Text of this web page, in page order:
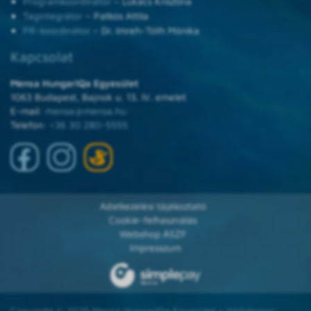
Tagintegrátor
– Patkós Attila
PR-koordinátor – Dr. Imreh-Tóth Mónika
Kapcsolat
Mensa HungarIQa Egyesület
1063 Budapest, Bajnok u. 13. IV. emelet
E-mail: mensa@mensa.hu
Telefon:
+36 30 280-5555
Adatkezelési tájékoztató
Cookie-felhasználás
Webshop ÁSZF
Impresszum